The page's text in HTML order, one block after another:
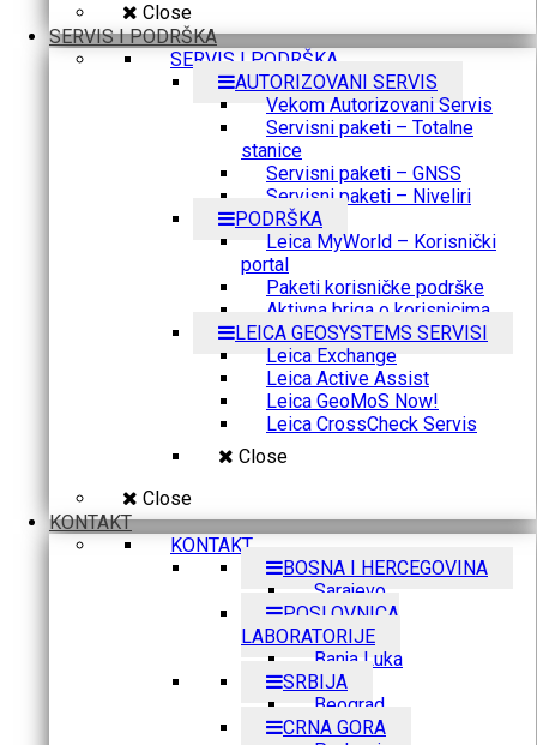
Close
SERVIS I PODRŠKA
SERVIS I PODRŠKA
AUTORIZOVANI SERVIS
Vekom Autorizovani Servis
Servisni paketi – Totalne
stanice
Servisni paketi – GNSS
Servisni paketi – Niveliri
PODRŠKA
Leica MyWorld – Korisnički
portal
Paketi korisničke podrške
Aktivna briga o korisnicima
LEICA GEOSYSTEMS SERVISI
Leica Exchange
Leica Active Assist
Leica GeoMoS Now!
Leica CrossCheck Servis
Close
Close
KONTAKT
KONTAKT
BOSNA I HERCEGOVINA
Sarajevo
POSLOVNICA
LABORATORIJE
Banja Luka
SRBIJA
Beograd
CRNA GORA